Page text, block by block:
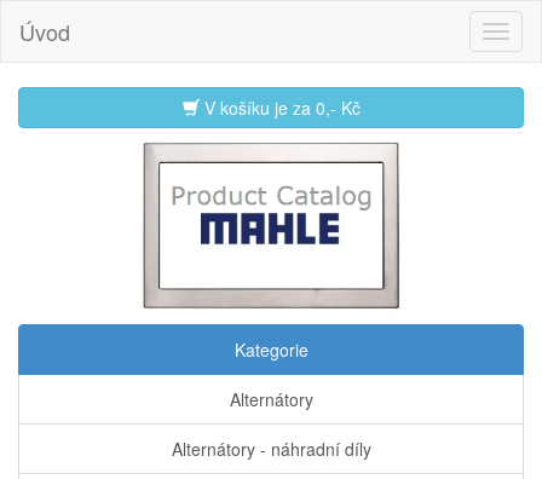
Úvod
V košíku je za 0,- Kč
Kategorie
Alternátory
Alternátory - náhradní díly